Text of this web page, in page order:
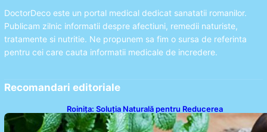
DoctorDeco este un portal medical dedicat sanatatii romanilor.
Publicam zilnic informatii despre afectiuni, remedii naturiste,
tratamente si nutritie. Ne propunem sa fim o sursa de referinta
pentru cei care cauta informatii medicale de incredere.
Recomandari editoriale
Roinița: Soluția Naturală pentru Reducerea
Cortizolului și Îmbunătățirea Somnului